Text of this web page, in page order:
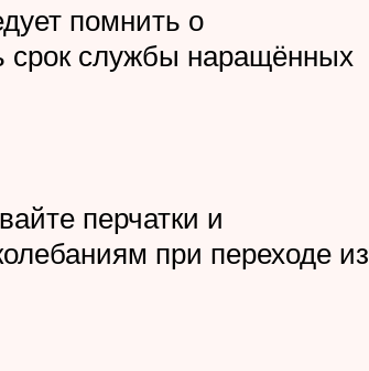
помнить о
срок службы наращённых
перчатки и
при переходе из